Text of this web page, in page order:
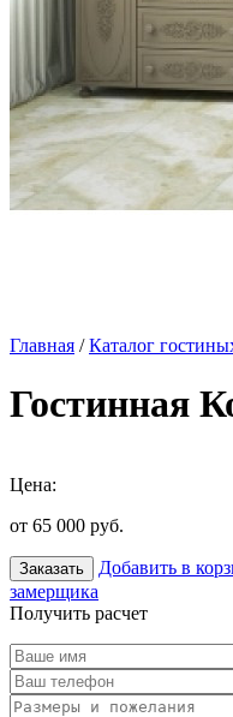
Главная /Каталог
Гостинная
Цена:
от 65 000 руб.
Заказать Добавить в
замерщика
Получить расчет